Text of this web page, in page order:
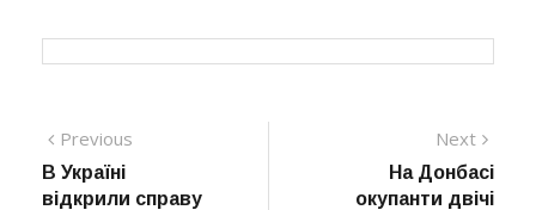
Навігація
записів
Previous
В Україні
відкрили справу
Next
post:
На Донбасі
окупанти двічі